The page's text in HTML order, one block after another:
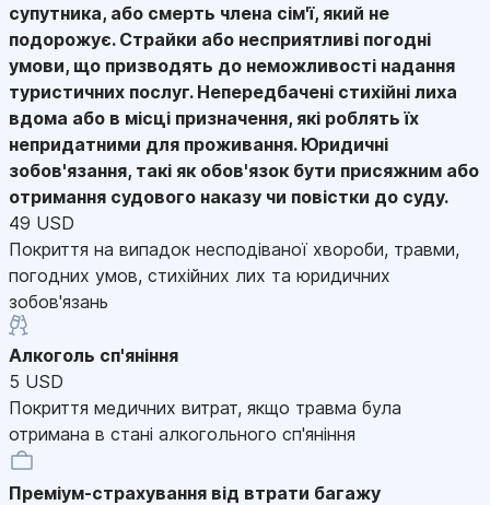
супутника, або смерть члена сім'ї, який не
подорожує. Страйки або несприятливі погодні
умови, що призводять до неможливості надання
туристичних послуг. Непередбачені стихійні лиха
вдома або в місці призначення, які роблять їх
непридатними для проживання. Юридичні
зобов'язання, такі як обов'язок бути присяжним або
отримання судового наказу чи повістки до суду.
49 USD
Покриття на випадок несподіваної хвороби, травми,
погодних умов, стихійних лих та юридичних
зобов'язань
Алкоголь сп'яніння
5 USD
Покриття медичних витрат, якщо травма була
отримана в стані алкогольного сп'яніння
Преміум-страхування від втрати багажу